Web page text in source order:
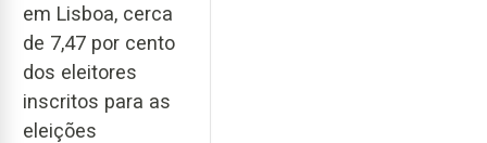
em Lisboa, cerca
de 7,47 por cento
dos eleitores
inscritos para as
eleições